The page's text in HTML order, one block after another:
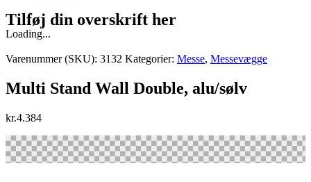
Tilføj din overskrift her
Loading...
Varenummer (SKU): 3132 Kategorier: Messe, Messevægge
Multi Stand Wall Double, alu/sølv
kr.4.384